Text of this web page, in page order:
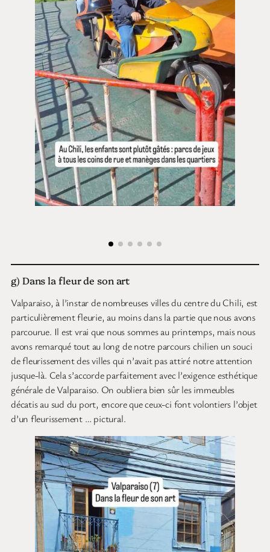
g) Dans la fleur de son art
Valparaiso, à l’instar de nombreuses villes du centre du Chili, est
particulièrement fleurie, au moins dans la partie que nous avons
parcourue. Il est vrai que nous sommes au printemps, mais nous
avons remarqué tout au long de notre parcours chilien un souci
de fleurissement des villes qui n’avait pas attiré notre attention
jusque-là. Cela s’accorde parfaitement avec l’exigence esthétique
générale de Valparaiso. On oubliera bien sûr les immeubles
décatis au sud du port, encore que ceux-ci font volontiers l’objet
d’un fleurissement … pictural.